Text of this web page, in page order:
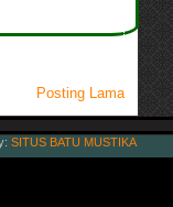
Posting Lama
SITUS BATU MUSTIKA